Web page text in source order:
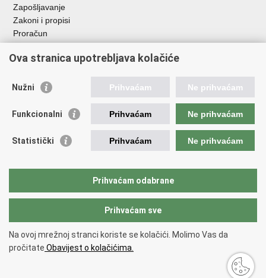
Zapošljavanje
Zakoni i propisi
Proračun
RH
Važne poveznice
Hrvatska agencija za poljoprivredu i hranu
Agencija za plaćanja u poljoprivredi, ribarstvu i ruralnom
razvoju
Hrvatske šume
Pučka pravobraniteljica
Copyright © 2026 Ministarstvo poljoprivrede, šumarstva i ribarstva.
korištenja.
Ova stranica upotrebljava kolačiće
Nužni Prihvaćam Ne prihvaćam
Funkcionalni Prihvaćam Ne prihvaćam
Statistički Prihvaćam Ne prihvaćam
Prihvaćam odabrane
Prihvaćam sve
Na ovoj mrežnoj stranci koriste se kolačići. Molimo Vas da
pročitate Obavijest o kolačićima.